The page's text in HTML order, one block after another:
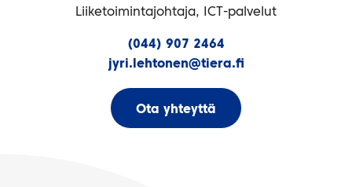
Liiketoimintajohtaja, ICT-palvelut
(044) 907 2464
jyri.lehtonen@tiera.fi
Ota yhteyttä